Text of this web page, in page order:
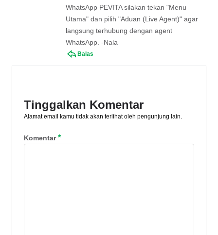
WhatsApp PEVITA silakan tekan "Menu
Utama" dan pilih "Aduan (Live Agent)" agar
langsung terhubung dengan agent
WhatsApp. -Nala
Balas
Tinggalkan Komentar
Alamat email kamu tidak akan terlihat oleh pengunjung lain.
Komentar*